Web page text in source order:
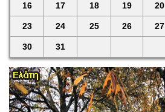
16 17 18 19 20
23 24 25 26 27
30 31